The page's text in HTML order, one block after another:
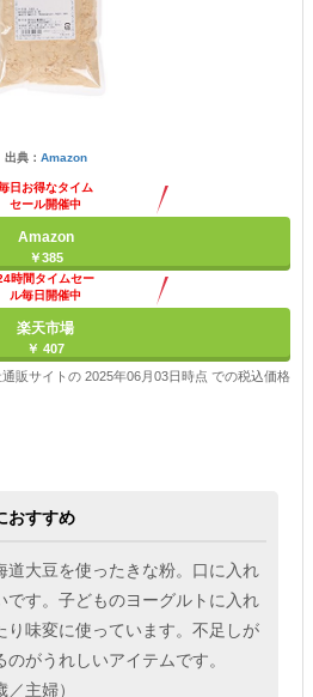
出典： Amazon
日お得なタイム
セール開催中
Amazon
￥385
時間タイムセー
ル毎日開催中
楽天市場
￥ 407
販サイトの 2025年06月03日時点 での税込価格
おすすめ
道大豆を使ったきな粉。口に入れ
です。子どものヨーグルトに入れ
り味変に使っています。不足しが
がうれしいアイテムです。
主婦）